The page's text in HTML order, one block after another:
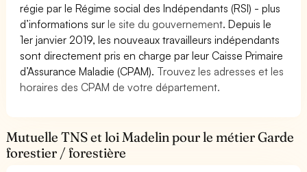
régie par le Régime social des Indépendants (RSI) - plus
d’informations surle site du gouvernement. Depuis le
1er janvier 2019, les nouveaux travailleurs indépendants
sont directement pris en charge par leur Caisse Primaire
d’Assurance Maladie (CPAM). Trouvez les adresses et les
horaires des CPAM de votre département.
Mutuelle TNS et loi Madelin pour le métier Garde
forestier / forestière